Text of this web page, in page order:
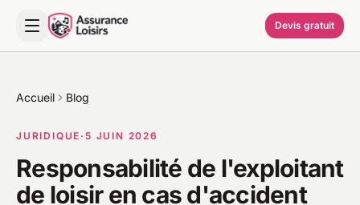
Devis gratuit
Accueil Blog
JURIDIQUE ·5 JUIN 2026
Responsabilité de l'exploitant
de loisir en cas d'accident